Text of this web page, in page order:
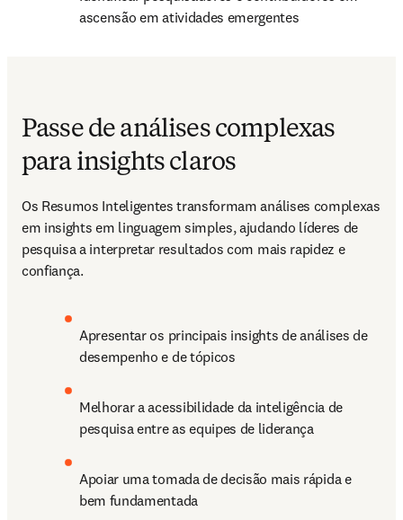
ascensão em atividades emergentes
Passe de análises complexas
para insights claros
Os Resumos Inteligentes transformam análises complexas
em insights em linguagem simples, ajudando líderes de
pesquisa a interpretar resultados com mais rapidez e
confiança.
Apresentar os principais insights de análises de
desempenho e de tópicos
Melhorar a acessibilidade da inteligência de
pesquisa entre as equipes de liderança
Apoiar uma tomada de decisão mais rápida e
bem fundamentada